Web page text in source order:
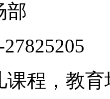
部
程，教育